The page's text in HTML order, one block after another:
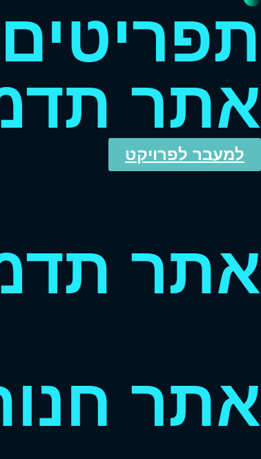
אתר
למעבר לפרויקט
אתר
אתר